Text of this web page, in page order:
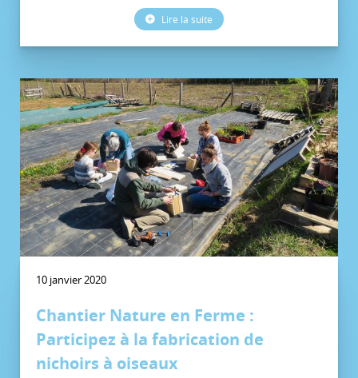
Lire la suite
10 janvier 2020
Chantier Nature en Ferme :
Participez à la fabrication de
nichoirs à oiseaux